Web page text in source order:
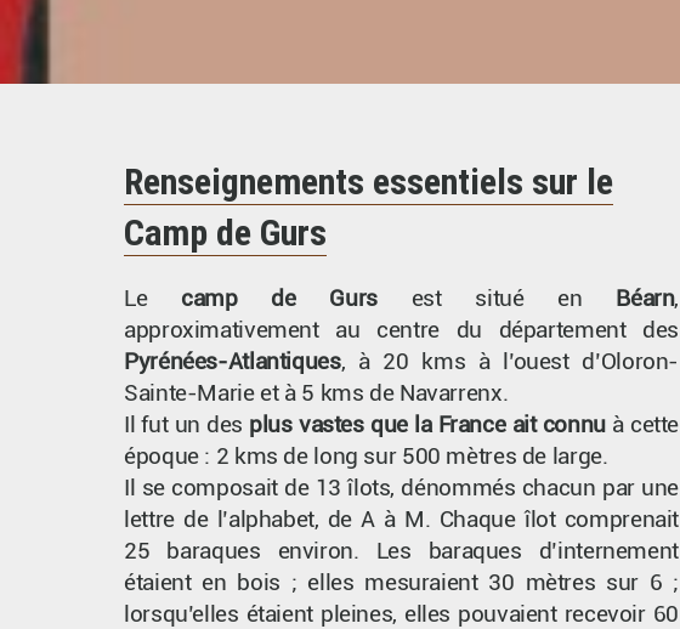
Renseignements essentiels sur le
Camp de Gurs
Le camp de Gursest situé en Béarn,
approximativement au centre du département des
Pyrénées-Atlantiques, à 20 kms à l’ouest d’Oloron-
Sainte-Marie et à 5 kms de Navarrenx.
Il fut un des plus vastes que la France ait connuà cette
époque : 2 kms de long sur 500 mètres de large.
Il se composait de 13 îlots, dénommés chacun par une
lettre de l’alphabet, de A à M. Chaque îlot comprenait
25 baraques environ. Les baraques d’internement
étaient en bois ; elles mesuraient 30 mètres sur 6 ;
lorsqu’elles étaient pleines, elles pouvaient recevoir 60